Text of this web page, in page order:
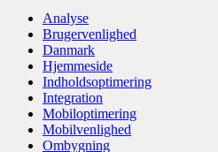
Analyse
Brugervenlighed
Danmark
Hjemmeside
Indholdsoptimering
Integration
Mobiloptimering
Mobilvenlighed
Ombygning